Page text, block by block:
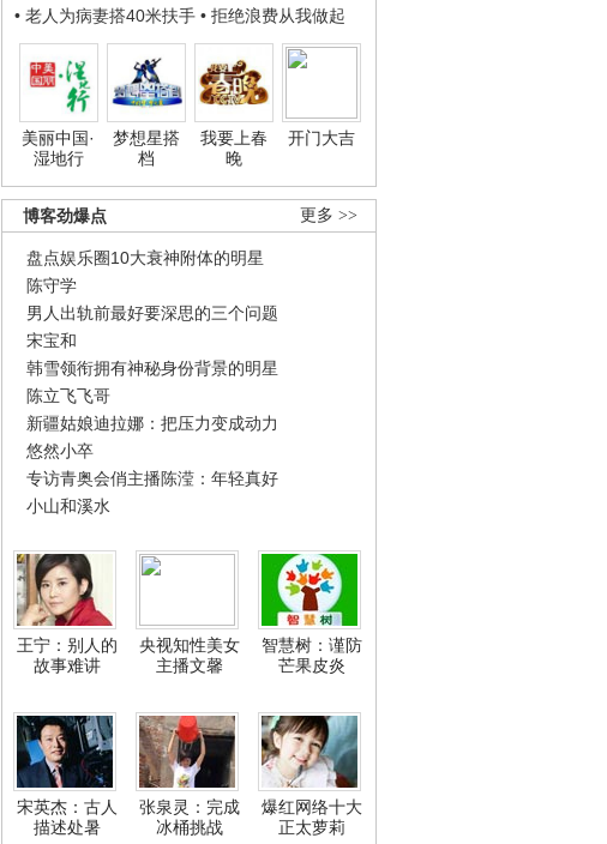
• 老人为病妻搭40米扶手 • 拒绝浪费从我做起
美丽中国·
湿地行
梦想星搭
档
我要上春
晚
开门大吉
更多 >>
博客劲爆点
盘点娱乐圈10大衰神附体的明星
陈守学
男人出轨前最好要深思的三个问题
宋宝和
韩雪领衔拥有神秘身份背景的明星
陈立飞飞哥
新疆姑娘迪拉娜：把压力变成动力
悠然小卒
专访青奥会俏主播陈滢：年轻真好
小山和溪水
王宁：别人的
故事难讲
央视知性美女
主播文馨
智慧树：谨防
芒果皮炎
宋英杰：古人
描述处暑
张泉灵：完成
冰桶挑战
爆红网络十大
正太萝莉